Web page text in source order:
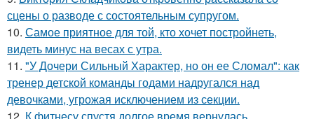
сцены о разводе с состоятельным супругом.
10. Самое приятное для той, кто хочет постройнеть,
видеть минус на весах с утра.
11. "У Дочери Сильный Характер, но он ее Сломал": как
тренер детской команды годами надругался над
девочками, угрожая исключением из секции.
12. К фитнесу спустя долгое время вернулась.